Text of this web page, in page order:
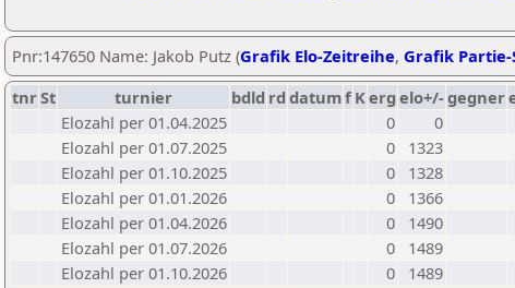
Pnr:147650 Name: Jakob Putz (Grafik Elo-Zeitreihe, Grafik
tnrSt turnier bdld rd datumf Kerg elo+/-gegner
Elozahl per 01.04.2025
0
0
Elozahl per 01.07.2025
0
1323
Elozahl per 01.10.2025
0
1328
Elozahl per 01.01.2026
0
1366
Elozahl per 01.04.2026
0
1490
Elozahl per 01.07.2026
0
1489
Elozahl per 01.10.2026
0
1489